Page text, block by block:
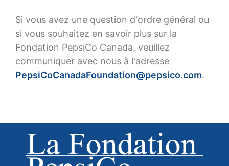
Si vous avez une question d'ordre général ou
si vous souhaitez en savoir plus sur la
Fondation PepsiCo Canada, veuillez
communiquer avec nous à l'adresse
PepsiCoCanadaFoundation@pepsico.com.